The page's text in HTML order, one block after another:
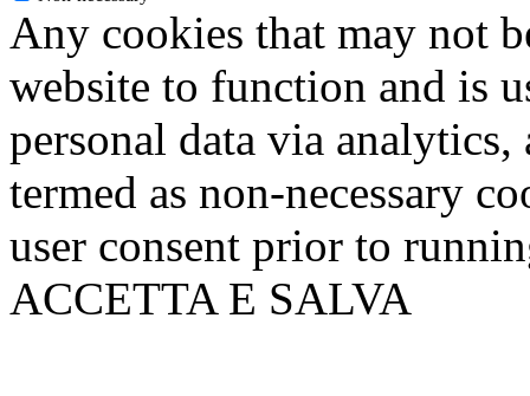
Any cookies that may not
website to function and is
personal data via analytics,
termed as non-necessary
user consent prior to
ACCETTA E SALVA